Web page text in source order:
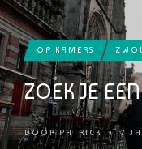
OP KAMERS
ZOEK JE
DOORPATRICK •7